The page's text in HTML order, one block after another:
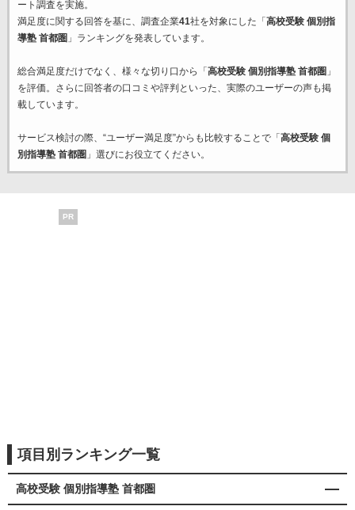
ート調査を実施。
満足度に関する回答を基に、調査企業41社を対象にした「 高校受験 個別指
導塾 首都圏 」ランキングを発表しています。
総合満足度だけでなく、様々な切り口から「 高校受験 個別指導塾 首都圏 」
を評価。さらに回答者の口コミや評判といった、実際のユーザーの声も掲
載しています。
サービス検討の際、“ユーザー満足度”からも比較することで「 高校受験 個
別指導塾 首都圏 」選びにお役立てください。
PR
項目別ランキング一覧
高校受験 個別指導塾 首都圏